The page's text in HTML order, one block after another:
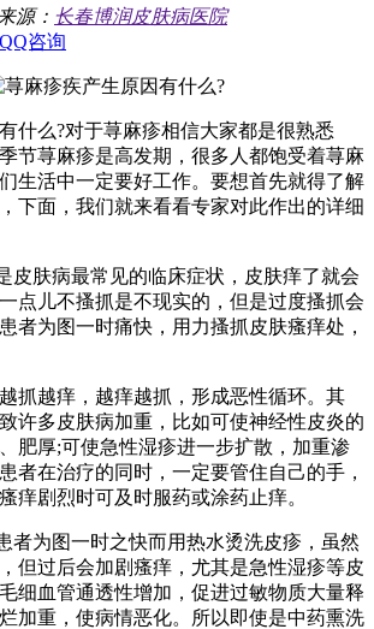
来源： 长春博润皮肤病医院
QQ咨询
什么?对于荨麻疹相信大家都是很熟悉
节荨麻疹是高发期，很多人都饱受着荨麻
生活中一定要好工作。要想首先就得了解
下面，我们就来看看专家对此作出的详细
皮肤病最常见的临床症状，皮肤痒了就会
点儿不搔抓是不现实的，但是过度搔抓会
者为图一时痛快，用力搔抓皮肤瘙痒处，
抓越痒，越痒越抓，形成恶性循环。其
许多皮肤病加重，比如可使神经性皮炎的
肥厚;可使急性湿疹进一步扩散，加重渗
者在治疗的同时，一定要管住自己的手，
痒剧烈时可及时服药或涂药止痒。
者为图一时之快而用热水烫洗皮疹，虽然
但过后会加剧瘙痒，尤其是急性湿疹等皮
细血管通透性增加，促进过敏物质大量释
加重，使病情恶化。所以即使是中药熏洗